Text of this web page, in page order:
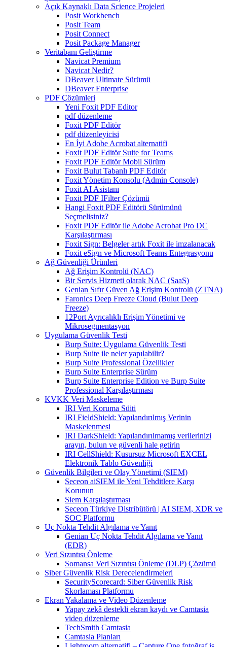
Açık Kaynaklı Data Science Projeleri
Posit Workbench
Posit Team
Posit Connect
Posit Package Manager
Veritabanı Geliştirme
Navicat Premium
Navicat Nedir?
DBeaver Ultimate Sürümü
DBeaver Enterprise
PDF Çözümleri
Yeni Foxit PDF Editor
pdf düzenleme
Foxit PDF Editör
pdf düzenleyicisi
En İyi Adobe Acrobat alternatifi
Foxit PDF Editör Suite for Teams
Foxit PDF Editör Mobil Sürüm
Foxit Bulut Tabanlı PDF Editör
Foxit Yönetim Konsolu (Admin Console)
Foxit AI Asistanı
Foxit PDF IFilter Çözümü
Hangi Foxit PDF Editörü Sürümünü
Seçmelisiniz?
Foxit PDF Editör ile Adobe Acrobat Pro DC
Karşılaştırması
Foxit Sign: Belgeler artık Foxit ile imzalanacak
Foxit eSign ve Microsoft Teams Entegrasyonu
Ağ Güvenliği Ürünleri
Ağ Erişim Kontrolü (NAC)
Bir Servis Hizmeti olarak NAC (SaaS)
Genian Sıfır Güven Ağ Erişim Kontrolü (ZTNA)
Faronics Deep Freeze Cloud (Bulut Deep
Freeze)
12Port Ayrıcalıklı Erişim Yönetimi ve
Mikrosegmentasyon
Uygulama Güvenlik Testi
Burp Suite: Uygulama Güvenlik Testi
Burp Suite ile neler yapılabilir?
Burp Suite Professional Özellikler
Burp Suite Enterprise Sürüm
Burp Suite Enterprise Edition ve Burp Suite
Professional Karşılaştırması
KVKK Veri Maskeleme
IRI Veri Koruma Süiti
IRI FieldShield: Yapılandırılmış Verinin
Maskelenmesi
IRI DarkShield: Yapılandırılmamış verilerinizi
arayın, bulun ve güvenli hale getirin
IRI CellShield: Kusursuz Microsoft EXCEL
Elektronik Tablo Güvenliği
Güvenlik Bilgileri ve Olay Yönetimi (SIEM)
Seceon aiSIEM ile Yeni Tehditlere Karşı
Korunun
Siem Karşılaştırması
Seceon Türkiye Distribütörü | AI SIEM, XDR ve
SOC Platformu
Uç Nokta Tehdit Algılama ve Yanıt
Genian Uç Nokta Tehdit Algılama ve Yanıt
(EDR)
Veri Sızıntısı Önleme
Somansa Veri Sızıntısı Önleme (DLP) Çözümü
Siber Güvenlik Risk Derecelendirmeleri
SecurityScorecard: Siber Güvenlik Risk
Skorlaması Platformu
Ekran Yakalama ve Video Düzenleme
Yapay zekâ destekli ekran kaydı ve Camtasia
video düzenleme
TechSmith Camtasia
Camtasia Planları